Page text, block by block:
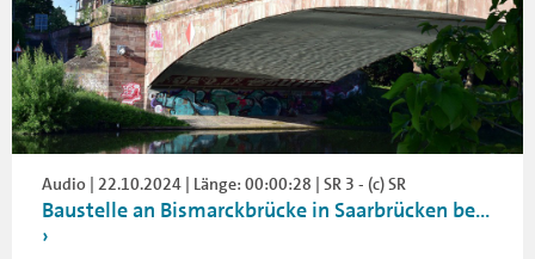
Audio | 22.10.2024 | Länge: 00:00:28 | SR 3 - (c) SR
Baustelle an Bismarckbrücke in Saarbrücken be...